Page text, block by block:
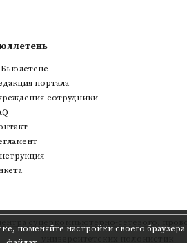
поменяйте настройки своего браузера
портала
сотрудники
суперкомпьютерно-сетевого